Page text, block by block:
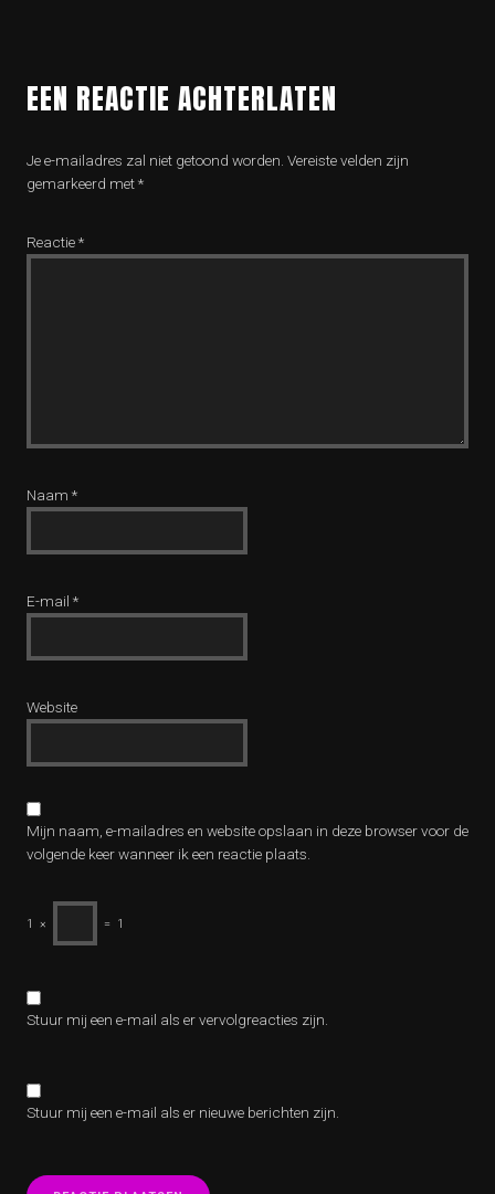
EEN REACTIE ACHTERLATEN
Je e-mailadres zal niet getoond worden. Vereiste velden zijn
gemarkeerd met*
Reactie*
Naam *
E-mail *
Website
Mijn naam, e-mailadres en website opslaan in deze browser voor de
volgende keer wanneer ik een reactie plaats.
1 × = 1
Stuur mij een e-mail als er vervolgreacties zijn.
Stuur mij een e-mail als er nieuwe berichten zijn.